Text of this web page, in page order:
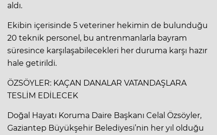
aldı.
Ekibin içerisinde 5 veteriner hekimin de bulunduğu
20 teknik personel, bu antrenmanlarla bayram
süresince karşılaşabilecekleri her duruma karşı hazır
hale getirildi.
ÖZSÖYLER: KAÇAN DANALAR VATANDAŞLARA
TESLİM EDİLECEK
Doğal Hayatı Koruma Daire Başkanı Celal Özsöyler,
Gaziantep Büyükşehir Belediyesi’nin her yıl olduğu